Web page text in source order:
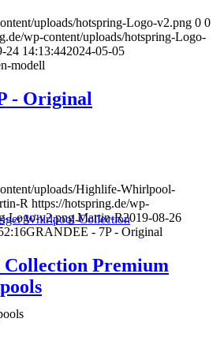
Whirlpool-Collection
uploads/hotspring-Logo-v2.png 0 0
wp-content/uploads/hotspring-Logo-
24 14:13:442024-05-05
modell
- Original
uploads/Highlife-Whirlpool-
R https://hotspring.de/wp-
Logo-v2.png Martin-R2019-08-26
GRANDEE - 7P - Original
Premium